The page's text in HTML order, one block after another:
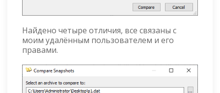
Найдено четыре отличия, все связаны с
моим удалённым пользователем и его
правами.